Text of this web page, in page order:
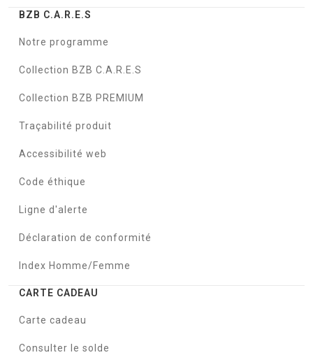
BZB C.A.R.E.S
Notre programme
Collection BZB C.A.R.E.S
Collection BZB PREMIUM
Traçabilité produit
Accessibilité web
Code éthique
Ligne d'alerte
Déclaration de conformité
Index Homme/Femme
CARTE CADEAU
Carte cadeau
Consulter le solde